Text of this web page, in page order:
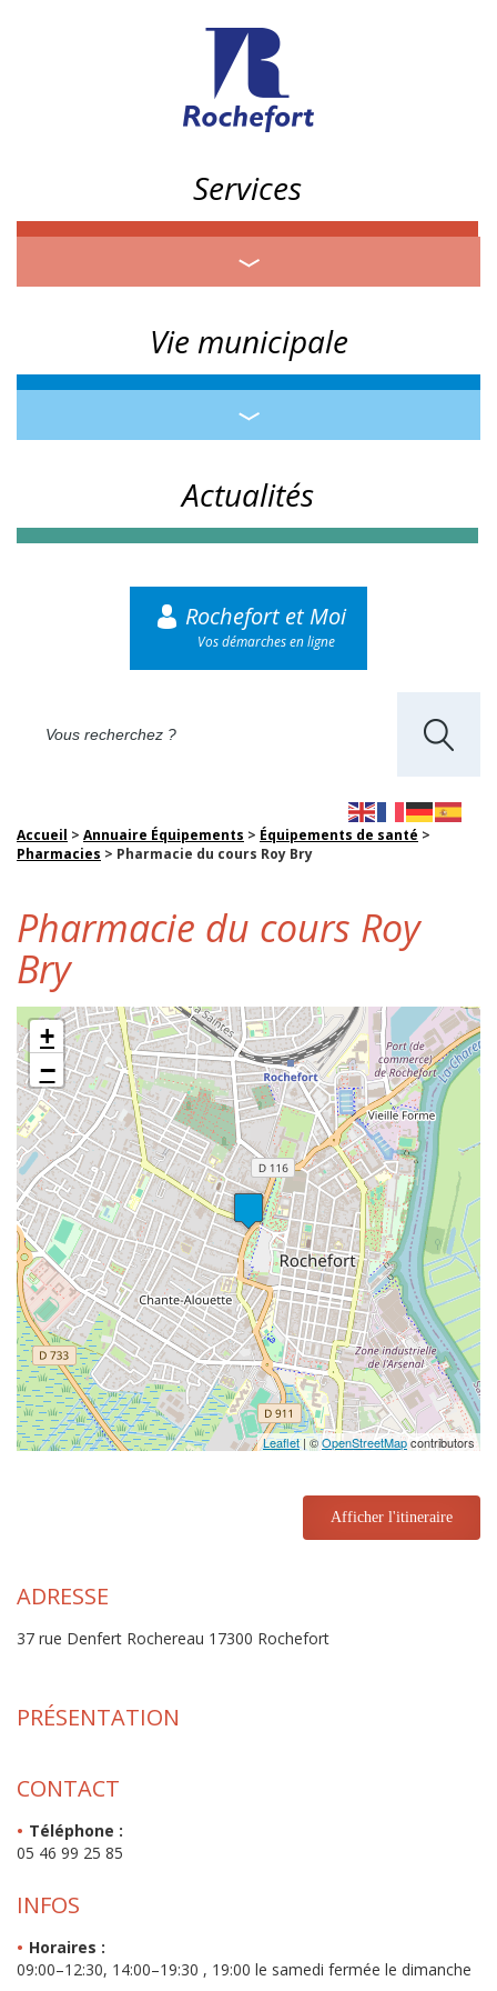
Services
Vie municipale
Actualités
Rochefort et Moi
Vos démarches en ligne
Accueil > Annuaire Équipements > Équipements de santé >
Pharmacies > Pharmacie du cours Roy Bry
Pharmacie du cours Roy
Bry
+
−
Leaflet| ©OpenStreetMapcontributors
Afficher l'itineraire
ADRESSE
37 rue Denfert Rochereau 17300 Rochefort
PRÉSENTATION
CONTACT
Téléphone :
05 46 99 25 85
INFOS
Horaires :
09:00–12:30, 14:00–19:30 , 19:00 le samedi fermée le dimanche